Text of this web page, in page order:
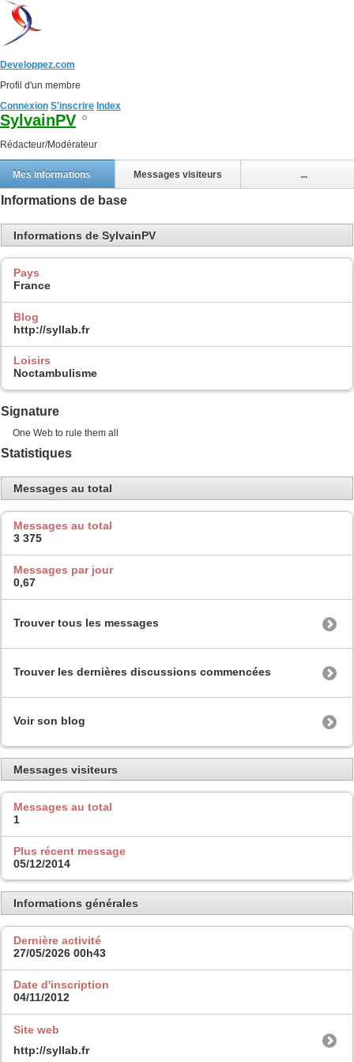
Developpez.com
Profil d'un membre
Connexion S'inscrire Index
SylvainPV
Rédacteur/Modérateur
Mes informations Messages visiteurs ...
Informations de base
Informations de SylvainPV
Pays
France
Blog
http://syllab.fr
Loisirs
Noctambulisme
Signature
One Web to rule them all
Statistiques
Messages au total
Messages au total
3 375
Messages par jour
0,67
Trouver tous les messages
Trouver les dernières discussions commencées
Voir son blog
Messages visiteurs
Messages au total
1
Plus récent message
05/12/2014
Informations générales
Dernière activité
27/05/2026 00h43
Date d'inscription
04/11/2012
Site web
http://syllab.fr